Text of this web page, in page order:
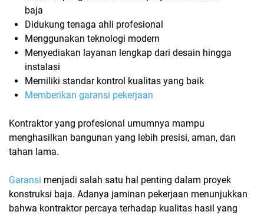
baja
Didukung tenaga ahli profesional
Menggunakan teknologi modern
Menyediakan layanan lengkap dari desain hingga
instalasi
Memiliki standar kontrol kualitas yang baik
Memberikan garansi pekerjaan
Kontraktor yang profesional umumnya mampu
menghasilkan bangunan yang lebih presisi, aman, dan
tahan lama.
Garansi menjadi salah satu hal penting dalam proyek
konstruksi baja. Adanya jaminan pekerjaan menunjukkan
bahwa kontraktor percaya terhadap kualitas hasil yang